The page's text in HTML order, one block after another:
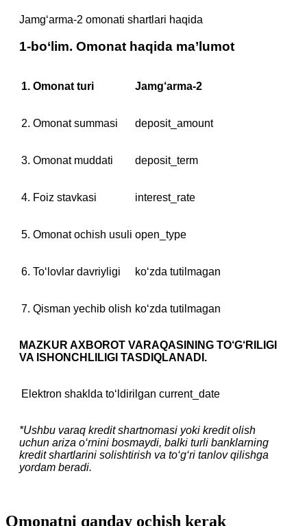
Jamg‘arma-2 omonati shartlari haqida
1-bo‘lim. Omonat haqida ma’lumot
1. Omonat turi Jamg‘arma-2
2. Omonat summasi deposit_amount
3. Omonat muddati deposit_term
4. Foiz stavkasi interest_rate
5. Omonat ochish usuli open_type
6. To‘lovlar davriyligi ko‘zda tutilmagan
7. Qisman yechib olish ko‘zda tutilmagan
MAZKUR AXBOROT VARAQASINING TO‘G‘RILIGI
VA ISHONCHLILIGI TASDIQLANADI.
Elektron shaklda to‘ldirilgan current_date
*Ushbu varaq kredit shartnomasi yoki kredit olish
uchun ariza o‘rnini bosmaydi, balki turli banklarning
kredit shartlarini solishtirish va to‘g‘ri tanlov qilishga
yordam beradi.
Omonatni qanday ochish kerak